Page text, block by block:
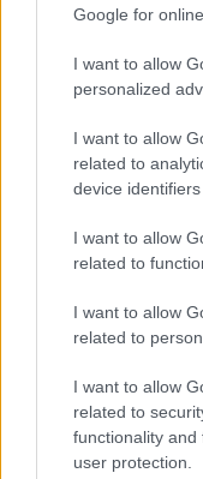
Google for
I want to allow
personalized
I want to allow
related to
device identifiers
I want to allow
related to
I want to allow
related to
I want to allow
related to
functionality
user protection.
ΑΙΧΜΕΣ: Και
Συζητήσεις για
ΣΚΑΪ:
Διευθύνοντα
ΑΙΧΜΕΣ:
ΤΟ ΠΑΡΟΝ:
Αποχώρησε από